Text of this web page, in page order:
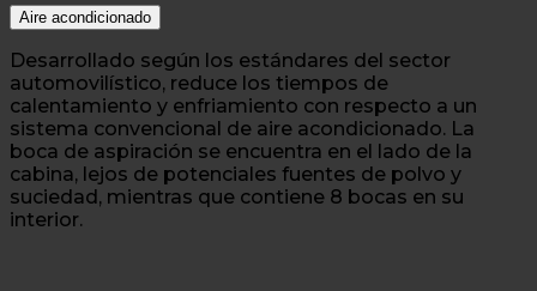
Aire acondicionado
Desarrollado según los estándares del sector
automovilístico, reduce los tiempos de
calentamiento y enfriamiento con respecto a un
sistema convencional de aire acondicionado. La
boca de aspiración se encuentra en el lado de la
cabina, lejos de potenciales fuentes de polvo y
suciedad, mientras que contiene 8 bocas en su
interior.